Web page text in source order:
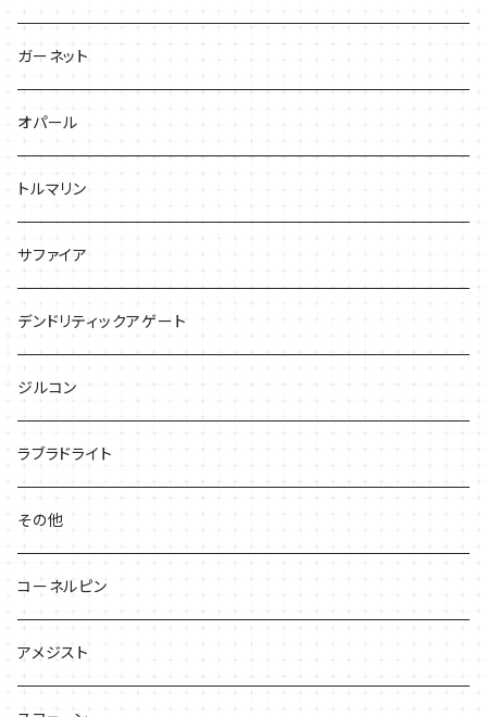
ガーネット
オパール
トルマリン
サファイア
デンドリティックアゲート
ジルコン
ラブラドライト
その他
コーネルピン
アメジスト